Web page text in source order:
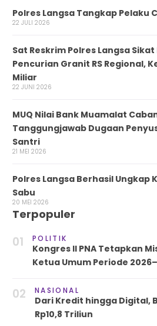
Polres Langsa Tangkap Pelaku
22 JULI 2026
Sat Reskrim Polres Langsa
Pencurian Granit RS Regional,
Miliar
22 JUNI 2026
MUQ Nilai Bank Muamalat
Tanggungjawab Dugaan
Santri
21 MEI 2026
Polres Langsa Berhasil Ungkap
Sabu
20 MEI 2026
Terpopuler
01 POLITIK
Kongres II PNA Tetapkan
Ketua Umum Periode
02 NASIONAL
Dari Kredit hingga Digital,
Rp10,8 Triliun